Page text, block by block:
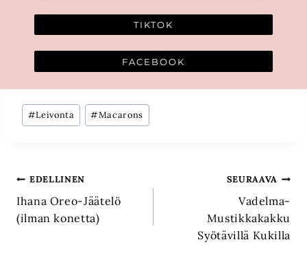
TIKTOK
FACEBOOK
Avainsanat:
#Leivonta #Macarons
Artikkelien
selaus
EDELLINEN
Ihana Oreo-Jäätelö
(ilman konetta)
SEURAAVA
Vadelma-
Mustikkakakku
Syötävillä Kukilla